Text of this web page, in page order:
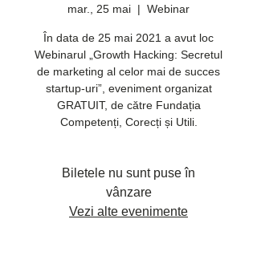
mar., 25 mai
  |
Webinar
În data de 25 mai 2021 a avut loc
Webinarul „Growth Hacking: Secretul
de marketing al celor mai de succes
startup-uri”, eveniment organizat
GRATUIT, de către Fundația
Competenți, Corecți și Utili.
Biletele nu sunt puse în
vânzare
Vezi alte evenimente